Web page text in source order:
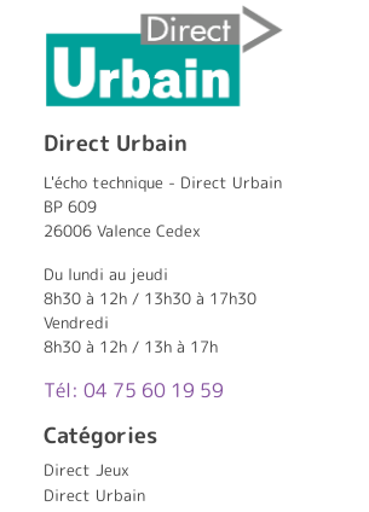
Direct Urbain
L'écho technique - Direct Urbain
BP 609
26006 Valence Cedex
Du lundi au jeudi
8h30 à 12h / 13h30 à 17h30
Vendredi
8h30 à 12h / 13h à 17h
Tél: 04 75 60 19 59
Catégories
Direct Jeux
Direct Urbain